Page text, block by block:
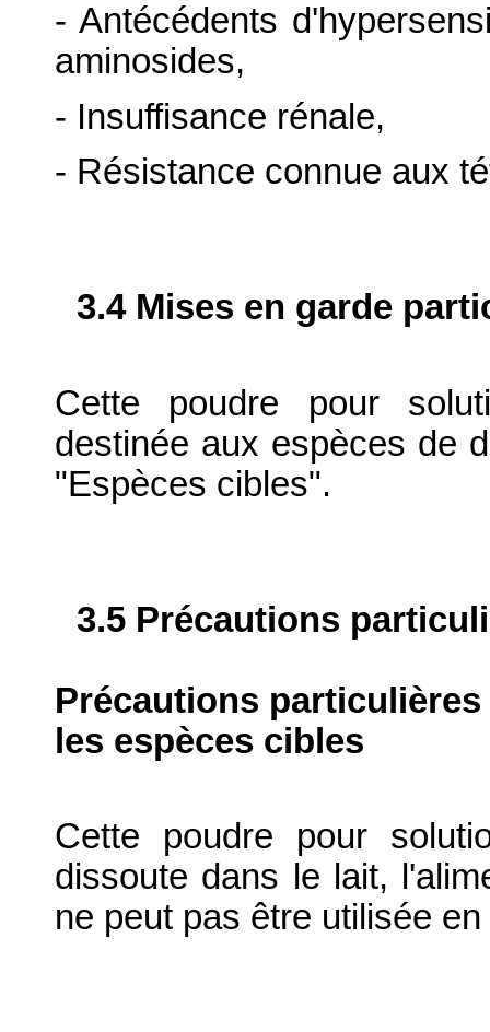
- Antécédents
aminosides,
- Insuffisance rénale,
- Résistance connue aux
3.4 Mises en garde
Cette poudre pour
destinée aux espèces de
"Espèces cibles".
3.5 Précautions
Précautions
les espèces cibles
Cette poudre pour
dissoute dans le lait,
ne peut pas être utilisée